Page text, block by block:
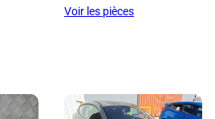
Voir les pièces